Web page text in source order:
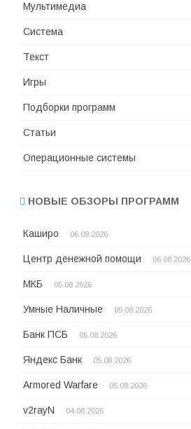
Мультимедиа
Система
Текст
Игры
Подборки программ
Статьи
Операционные системы
НОВЫЕ ОБЗОРЫ ПРОГРАММ
Каширо 06.08.2026
Центр денежной помощи 06.08.2026
МКБ 05.08.2026
Умные Наличные 05.08.2026
Банк ПСБ 05.08.2026
Яндекс Банк 05.08.2026
Armored Warfare 05.08.2026
v2rayN 04.08.2026